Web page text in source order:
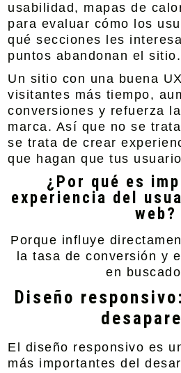
usabilidad, mapas de
para evaluar cómo los
qué secciones les
puntos abandonan el sitio.
Un sitio con una buena
visitantes más tiempo,
conversiones y refuerza
marca. Así que no se
se trata de crear
que hagan que tus
¿Por qué es
experiencia del
web?
Porque influye
la tasa de conversión y
en
Diseño
El diseño responsivo es
más importantes del